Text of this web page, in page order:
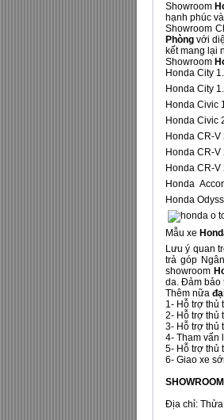
Showroom
hạnh phúc
Showroom
Phòng với
kết mang lại
Showroom
Honda City
Honda City
Honda Civic
Honda Civic
Honda CR-
Honda CR-
Honda CR-
Honda
Honda
Mẫu xe
Lưu ý quan
trả góp
showroom
da. Đảm bảo
Thêm nữa
1- Hỗ trợ thủ
2- Hỗ trợ thủ
3- Hỗ trợ thủ
4- Tham vấn
5- Hỗ trợ thủ
6- Giao xe
Địa chỉ: